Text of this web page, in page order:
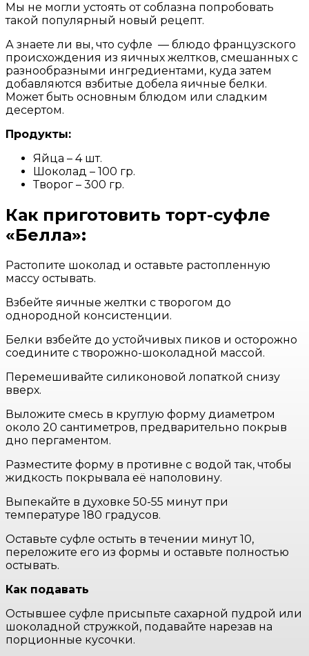
Мы не могли устоять от соблазна попробовать
такой популярный новый рецепт.
А знаете ли вы, что суфле — блюдо французского
происхождения из яичных желтков, смешанных с
разнообразными ингредиентами, куда затем
добавляются взбитые добела яичные белки.
Может быть основным блюдом или сладким
десертом.
Продукты:
Яйца – 4 шт.
Шоколад – 100 гр.
Творог – 300 гр.
Как приготовить торт-суфле
«Белла»:
Растопите шоколад и оставьте растопленную
массу остывать.
Взбейте яичные желтки с творогом до
однородной консистенции.
Белки взбейте до устойчивых пиков и осторожно
соедините с творожно-шоколадной массой.
Перемешивайте силиконовой лопаткой снизу
вверх.
Выложите смесь в круглую форму диаметром
около 20 сантиметров, предварительно покрыв
дно пергаментом.
Разместите форму в противне с водой так, чтобы
жидкость покрывала её наполовину.
Выпекайте в духовке 50-55 минут при
температуре 180 градусов.
Оставьте суфле остыть в течении минут 10,
переложите его из формы и оставьте полностью
остывать.
Как подавать
Остывшее суфле присыпьте сахарной пудрой или
шоколадной стружкой, подавайте нарезав на
порционные кусочки.